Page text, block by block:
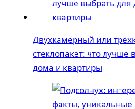
Двухкамерный или
стеклопакет: что лучше
дома и квартиры